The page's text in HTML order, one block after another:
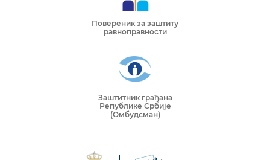
Повереник за заштиту
равноправности
Заштитник грађана
Републике Србије
(Омбудсман)